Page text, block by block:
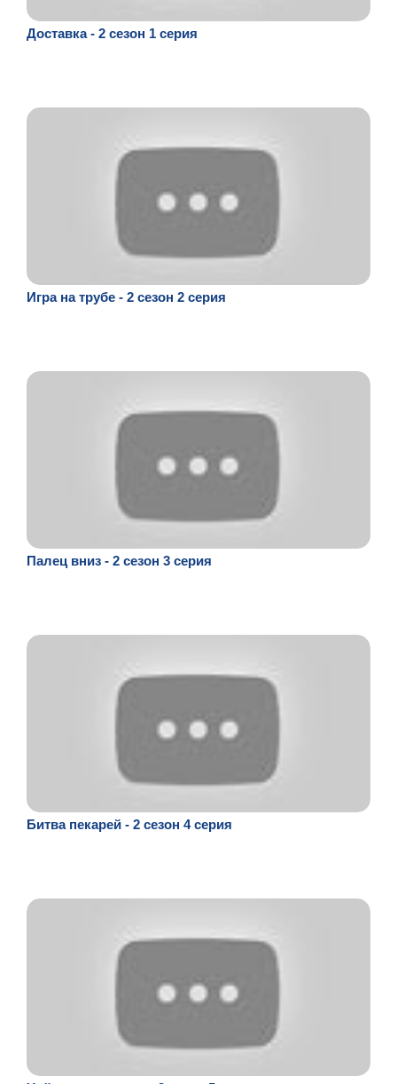
Доставка - 2 сезон 1 серия
Игра на трубе - 2 сезон 2 серия
Палец вниз - 2 сезон 3 серия
Битва пекарей - 2 сезон 4 серия